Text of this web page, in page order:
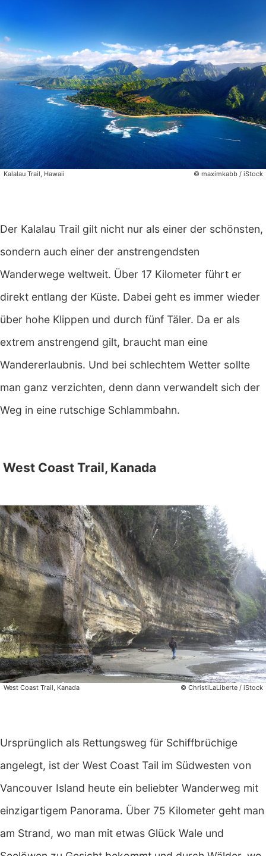
Kalalau Trail, Hawaii © maximkabb / iStock
Der Kalalau Trail gilt nicht nur als einer der schönsten,
sondern auch einer der anstrengendsten
Wanderwege weltweit. Über 17 Kilometer führt er
direkt entlang der Küste. Dabei geht es immer wieder
über hohe Klippen und durch fünf Täler. Da er als
extrem anstrengend gilt, braucht man eine
Wandererlaubnis. Und bei schlechtem Wetter sollte
man ganz verzichten, denn dann verwandelt sich der
Weg in eine rutschige Schlammbahn.
West Coast Trail, Kanada
West Coast Trail, Kanada © ChristiLaLiberte / iStock
Ursprünglich als Rettungsweg für Schiffbrüchige
angelegt, ist der West Coast Tail im Südwesten von
Vancouver Island heute ein beliebter Wanderweg mit
einzigartigem Panorama. Über 75 Kilometer geht man
am Strand, wo man mit etwas Glück Wale und